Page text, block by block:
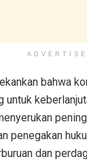
bahwa
untuk
penegakan
dan